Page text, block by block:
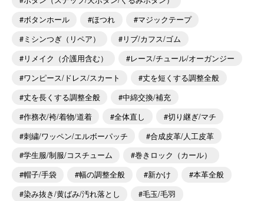
ボタンホール
ほつれ
マジックテープ
ミシンつぎ（リペア）
リブ/カフス/ゴム
リメイク（介護用含む）
レース/チュール/オーガンジー
ワンピース/ドレス/スカート
丈を短くする調整全般
丈を長くする調整全般
中綿交換/補充
作務衣/袴/着物/道着
全体直し
切り継ぎ/マチ
刺繍/ワッペン/エルボーパッチ
合成皮革/人工皮革
学生服/制服/コスチューム
巻きロック（カール）
帽子/手袋
幅の調整全般 新かけ
本革全般
染み抜き/黄ばみ/汚れ落とし
毛玉/毛羽